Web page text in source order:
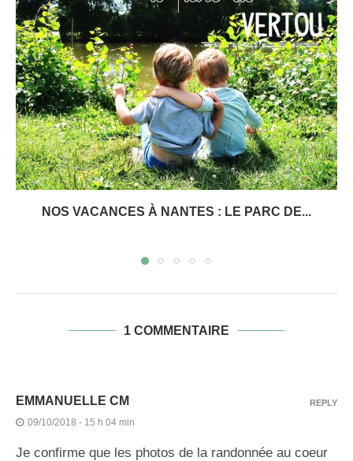
NOS VACANCES À NANTES : LE PARC DE...
1 COMMENTAIRE
EMMANUELLE CM
09/10/2018 - 15 h 04 min
Je confirme que les photos de la randonnée au coeur
REPLY